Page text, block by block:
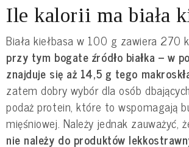
Ile kalorii ma biała
Biała kiełbasa w 100 g zawiera 270
przy tym bogate źródło białka – w
znajduje się aż 14,5 g tego
zatem dobry wybór dla osób
podaż protein, które to wspomagają
mięśniowej. Należy jednak zauważyć,
nie należy do produktów